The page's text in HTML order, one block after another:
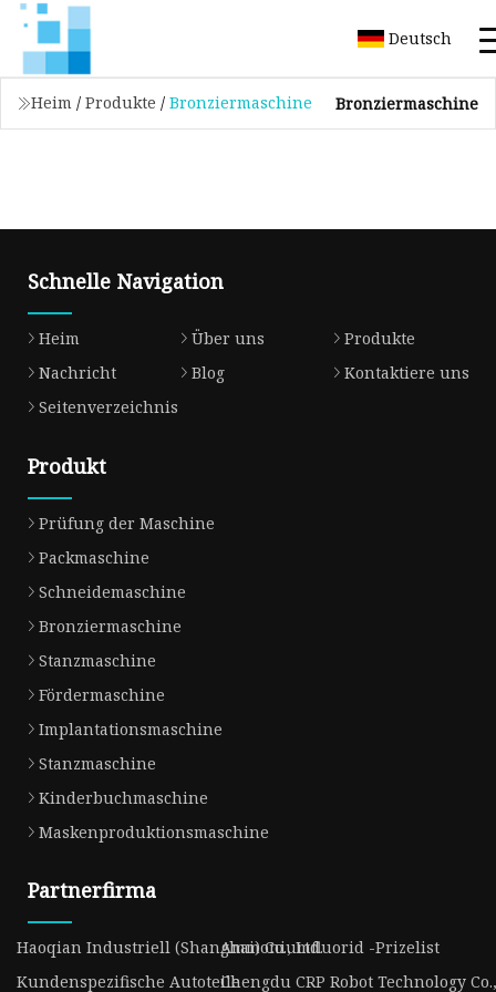
Deutsch
Heim / Produkte / Bronziermaschine Bronziermaschine
Schnelle Navigation
Heim Über uns
Produkte
Nachricht
Blog
Kontaktiere uns
Seitenverzeichnis
Produkt
Prüfung der Maschine
Packmaschine
Schneidemaschine
Bronziermaschine
Stanzmaschine
Fördermaschine
Implantationsmaschine
Stanzmaschine
Kinderbuchmaschine
Maskenproduktionsmaschine
Partnerfirma
Haoqian Industriell (Shanghai) Co., Ltd.Ammoniumfluorid -Prizelist
Kundenspezifische AutoteileChengdu CRP Robot Technology